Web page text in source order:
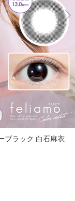
ブラック 白石麻衣